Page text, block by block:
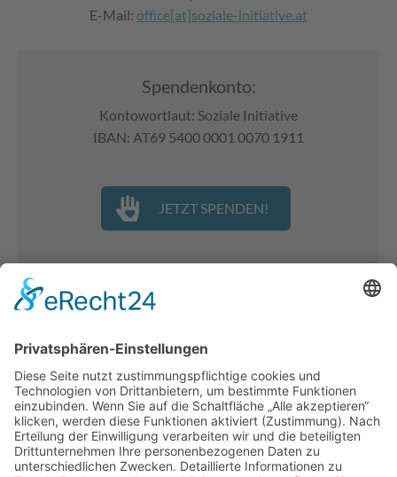
E-Mail: office[at]soziale-initiative.at
Spendenkonto:
Kontowortlaut: Soziale Initiative
IBAN: AT69 5400 0001 0070 1911
JETZT SPENDEN!
Spenden
Unterstützer:innen
Kooperationen
Downloadcenter